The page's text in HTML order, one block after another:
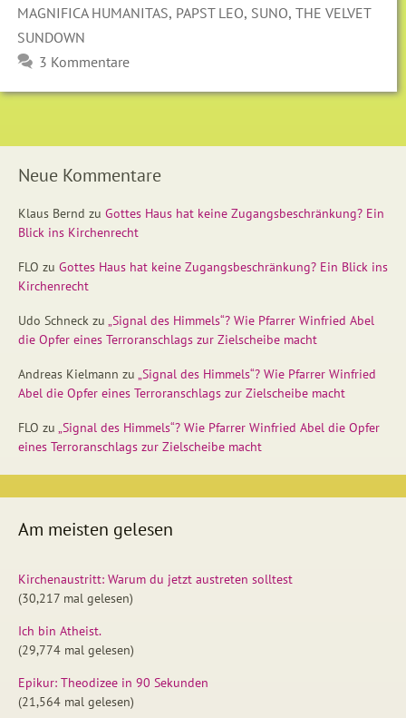
MAGNIFICA HUMANITAS, PAPST LEO, SUNO,THE VELVET
SUNDOWN
3 Kommentare
Neue Kommentare
Klaus Bernd zu Gottes Haus hat keine Zugangsbeschränkung? Ein
Blick ins Kirchenrecht
FLO zu Gottes Haus hat keine Zugangsbeschränkung? Ein Blick ins
Kirchenrecht
Udo Schneck zu „Signal des Himmels“? Wie Pfarrer Winfried Abel
die Opfer eines Terroranschlags zur Zielscheibe macht
Andreas Kielmann zu „Signal des Himmels“? Wie Pfarrer Winfried
Abel die Opfer eines Terroranschlags zur Zielscheibe macht
FLO zu „Signal des Himmels“? Wie Pfarrer Winfried Abel die Opfer
eines Terroranschlags zur Zielscheibe macht
Am meisten gelesen
Kirchenaustritt: Warum du jetzt austreten solltest
(30,217 mal gelesen)
Ich bin Atheist.
(29,774 mal gelesen)
Epikur: Theodizee in 90 Sekunden
(21,564 mal gelesen)